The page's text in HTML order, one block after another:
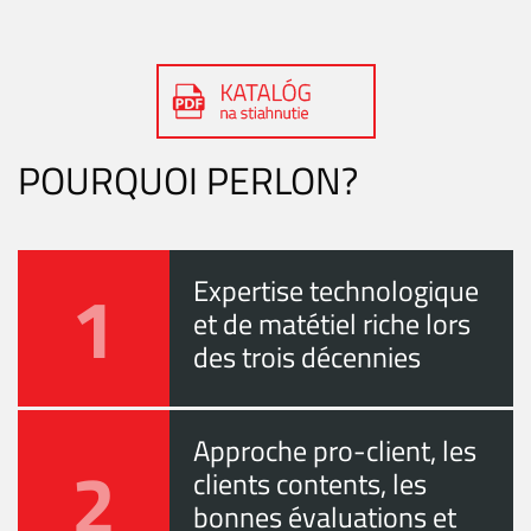
POURQUOI PERLON?
1 Expertise technologique
et de matétiel riche lors
des trois décennies
2 Approche pro-client, les
clients contents, les
bonnes évaluations et